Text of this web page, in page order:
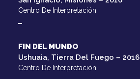
Centro De Interpretación
FIN DEL MUNDO
Ushuaia, Tierra Del Fuego – 2016
Centro De Interpretación